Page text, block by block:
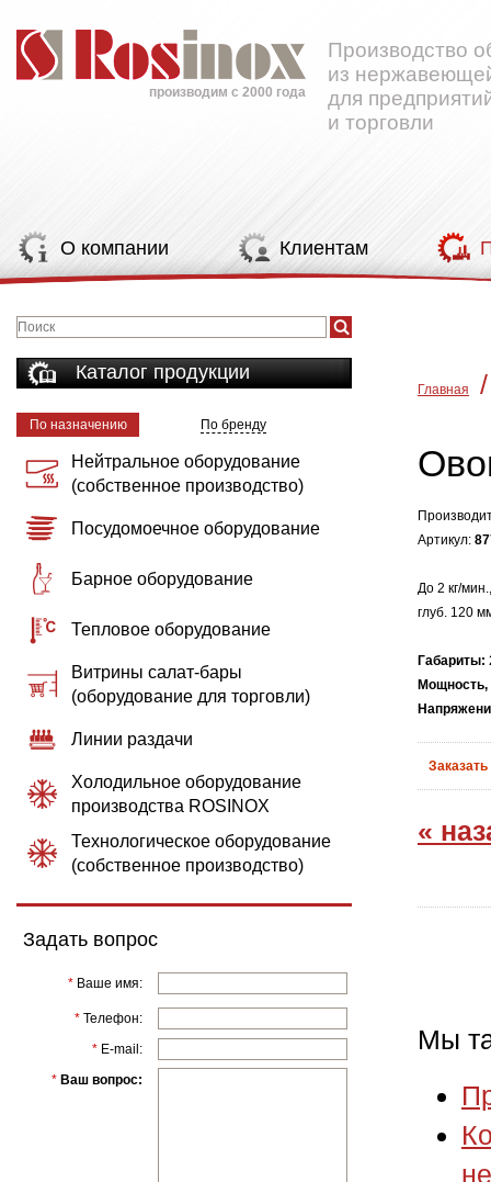
Производство
из
для
и торговли
производим с 2000 года
О компании Клиентам
Каталог продукции
По назначению По бренду
Нейтральное оборудование
(собственное производство)
Посудомоечное оборудование
Барное оборудование
Тепловое оборудование
Витрины салат-бары
(оборудование для торговли)
Линии раздачи
Холодильное оборудование
производства ROSINOX
Технологическое оборудование
(собственное производство)
Задать вопрос
* Ваше имя:
* Телефон:
* E-mail:
* Ваш вопрос:
Главная /
Артикул:
До 2 кг/
глуб. 120
Габариты:
Мощность,
Заказать
«
Мы